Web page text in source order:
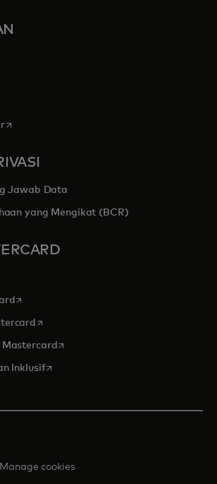
tab
in a new tab
opens in a new tab
Jawab Data
yang Mengikat (BCR)
in a new tab
opens in a new tab
opens in a new tab
Mastercardopens in a new tab
Inklusifopens in a new tab
Manage cookies